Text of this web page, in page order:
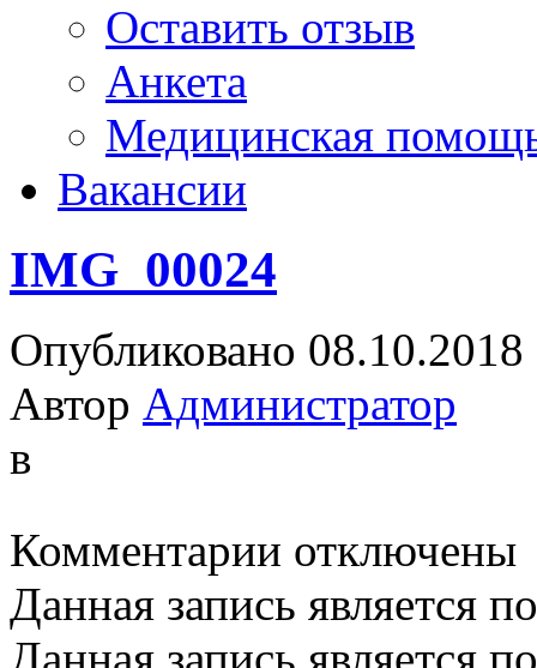
Оставить отзыв
Анкета
Медицинская
Вакансии
IMG_00024
Опубликовано 08.10.2018
Автор Администратор
в
Комментарии записи
отключены
Данная запись является
Данная запись является